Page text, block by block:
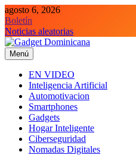
Saltar
al
contenido
agosto 6, 2026
Boletín
Noticias aleatorias
Gadget Dominicana
Gadgets y Tecnología de consumo
Menú
EN VIDEO
Inteligencia Artificial
Automotivacion
Smartphones
Gadgets
Hogar Inteligente
Ciberseguridad
Nomadas Digitales